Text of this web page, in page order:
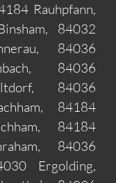
Rauhpfann,
84032
84036
84036
84036
84184
84184
84036
Ergolding,